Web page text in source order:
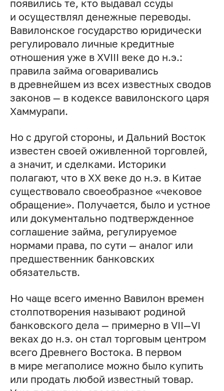
появились те, кто выдавал ссуды
и осуществлял денежные переводы.
Вавилонское государство юридически
регулировало личные кредитные
отношения уже в XVIII веке до н.э.:
правила займа оговаривались
в древнейшем из всех известных сводов
законов — в кодексе вавилонского царя
Хаммурапи.
Но с другой стороны, и Дальний Восток
известен своей оживленной торговлей,
а значит, и сделками. Историки
полагают, что в XX веке до н.э. в Китае
существовало своеобразное «чековое
обращение». Получается, было и устное
или документально подтвержденное
соглашение займа, регулируемое
нормами права, по сути — аналог или
предшественник банковских
обязательств.
Но чаще всего именно Вавилон времен
столпотворения называют родиной
банковского дела — примерно в VII—VI
веках до н.э. он стал торговым центром
всего Древнего Востока. В первом
в мире мегаполисе можно было купить
или продать любой известный товар.